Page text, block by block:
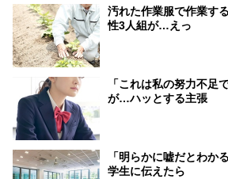
汚れた作業服で作業す
性3人組が…えっ
「これは私の努力不足
が…ハッとする主張
「明らかに嘘だとわか
学生に伝えたら